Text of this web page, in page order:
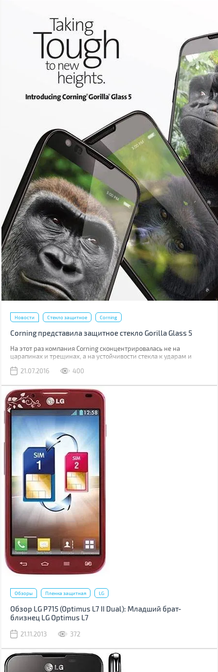
Новости Стекло защитное Corning
Corning представила защитное стекло Gorilla Glass 5
На этот раз компания Corning сконцентрировалась не на
царапинах и трещинах, а на устойчивости стекла к ударам и
21.07.2016
400
Обзоры Пленка защитная LG
Обзор LG P715 (Optimus L7 II Dual): Младший брат-
близнец LG Optimus L7
21.11.2013 372